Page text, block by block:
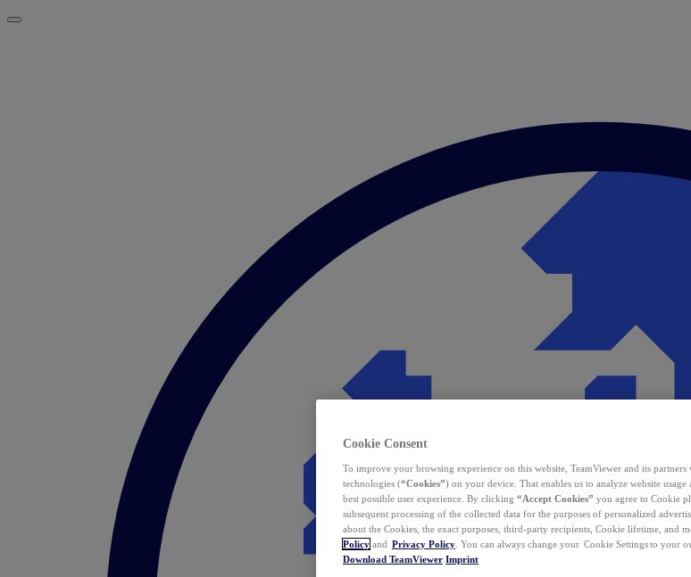
Cookie Consent
To improve your browsing experience on this website, TeamViewer and its
technologies (“Cookies”) on your device. That enables us to analyze website
best possible user experience. By clicking “Accept Cookies” you agree to Cookie
subsequent processing of the collected data for the purposes of personalized
about the Cookies, the exact purposes, third-party recipients, Cookie lifetime, and
Policy and Privacy Policy . You can always change your Cookie Settings to your
Download TeamViewer Imprint